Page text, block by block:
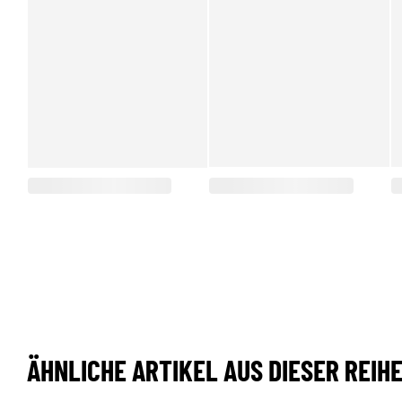
ÄHNLICHE ARTIKEL AUS DIESER REIHE